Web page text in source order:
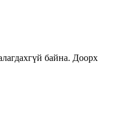
байна. Доорх